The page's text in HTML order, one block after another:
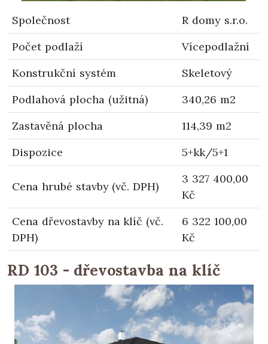
Společnost
R domy s.r.o.
Počet podlaží
Vícepodlažní
Konstrukční systém
Skeletový
Podlahová plocha (užitná)
340,26 m2
Zastavěná plocha
114,39 m2
Dispozice
5+kk/5+1
Cena hrubé stavby (vč. DPH)
3 327 400,00
Kč
Cena dřevostavby na klíč (vč.
DPH)
6 322 100,00
Kč
RD 103 - dřevostavba na klíč